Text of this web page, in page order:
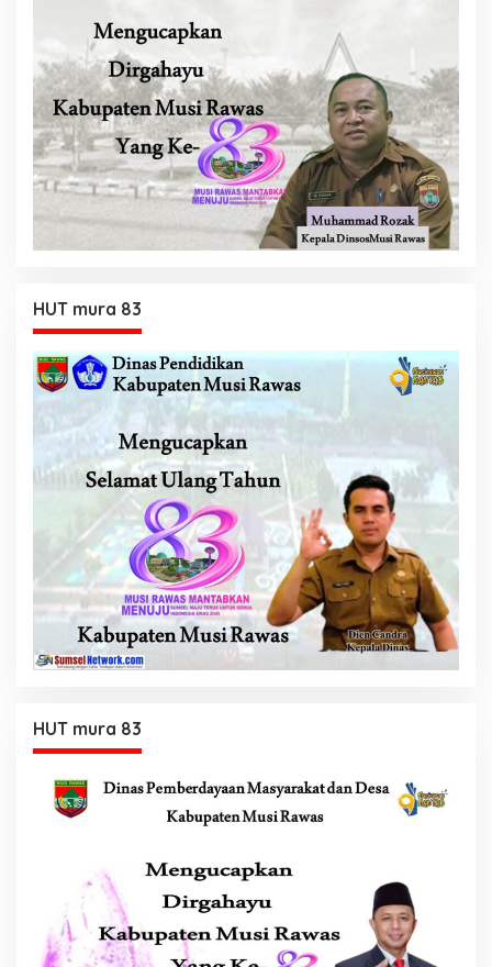
HUT mura 83
HUT mura 83